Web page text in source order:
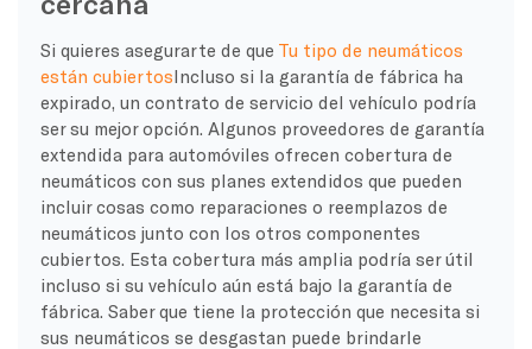
Si quieres asegurarte de que Tu tipo de neumáticos
están cubiertosIncluso si la garantía de fábrica ha
expirado, un contrato de servicio del vehículo podría
ser su mejor opción. Algunos proveedores de garantía
extendida para automóviles ofrecen cobertura de
neumáticos con sus planes extendidos que pueden
incluir cosas como reparaciones o reemplazos de
neumáticos junto con los otros componentes
cubiertos. Esta cobertura más amplia podría ser útil
incluso si su vehículo aún está bajo la garantía de
fábrica. Saber que tiene la protección que necesita si
sus neumáticos se desgastan puede brindarle